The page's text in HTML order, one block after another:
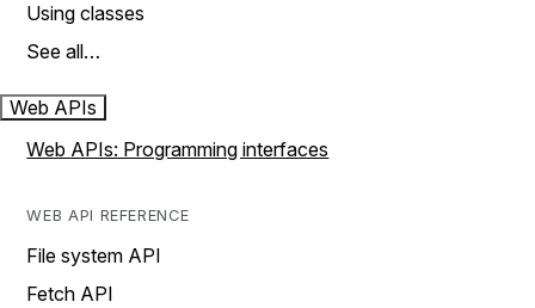
Using classes
See all…
Web APIs
Web APIs: Programming interfaces
WEB API REFERENCE
File system API
Fetch API